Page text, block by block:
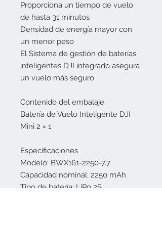
Proporciona un tiempo de vuelo
de hasta 31 minutos
Densidad de energía mayor con
un menor peso
El Sistema de gestión de baterías
inteligentes DJI integrado asegura
un vuelo más seguro
Contenido del embalaje
Batería de Vuelo Inteligente DJI
Mini 2 × 1
Especificaciones
Modelo: BWX161-2250-7.7
Capacidad nominal: 2250 mAh
Tipo de batería: LiPo 2S